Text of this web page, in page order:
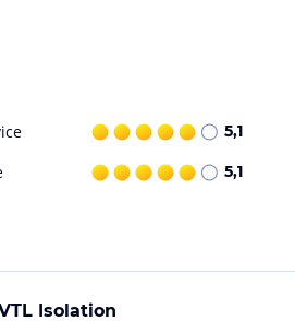
ein Fitnessraum, Aerobic-Kurse,
für Entspannung, während die Gäste auch
angeboten werden. Tischspiele wie
5,1
5,1
Isolation